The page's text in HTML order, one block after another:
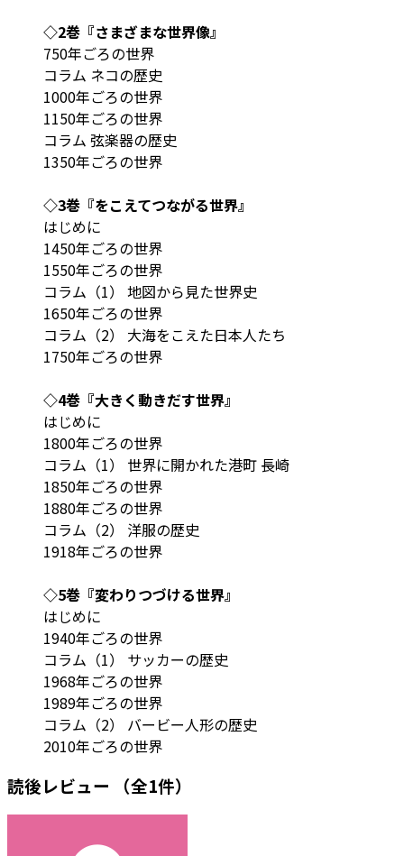
◇2巻『さまざまな世界像』
750年ごろの世界
コラム ネコの歴史
1000年ごろの世界
1150年ごろの世界
コラム 弦楽器の歴史
1350年ごろの世界
◇3巻『をこえてつながる世界』
はじめに
1450年ごろの世界
1550年ごろの世界
コラム（1） 地図から見た世界史
1650年ごろの世界
コラム（2） 大海をこえた日本人たち
1750年ごろの世界
◇4巻『大きく動きだす世界』
はじめに
1800年ごろの世界
コラム（1） 世界に開かれた港町 長崎
1850年ごろの世界
1880年ごろの世界
コラム（2） 洋服の歴史
1918年ごろの世界
◇5巻『変わりつづける世界』
はじめに
1940年ごろの世界
コラム（1） サッカーの歴史
1968年ごろの世界
1989年ごろの世界
コラム（2） バービー人形の歴史
2010年ごろの世界
読後レビュー （全1件）